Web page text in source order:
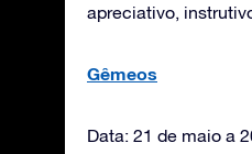
apreciativo,
Gêmeos
Data: 21 de maio a